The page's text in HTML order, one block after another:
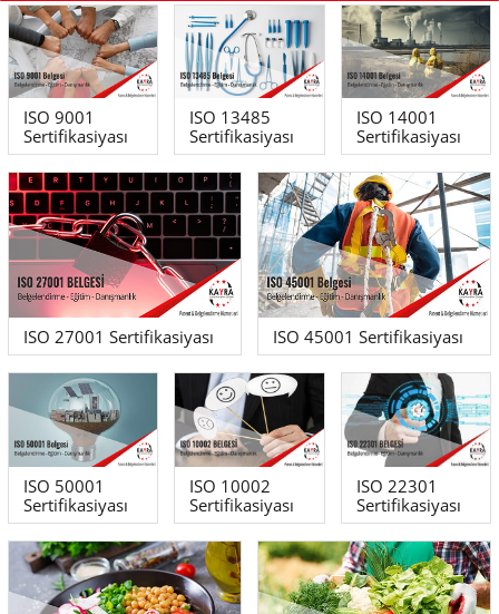
ISO 9001
Sertifikasiyası
ISO 13485
Sertifikasiyası
ISO 14001
Sertifikasiyası
ISO 27001 Sertifikasiyası ISO 45001 Sertifikasiyası
ISO 50001
Sertifikasiyası
ISO 10002
Sertifikasiyası
ISO 22301
Sertifikasiyası